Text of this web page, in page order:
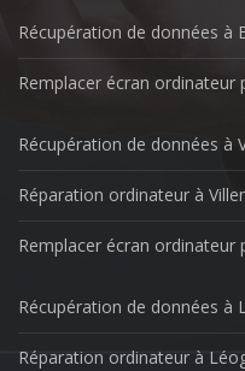
Récupération de données à
Remplacer écran ordinateur
Récupération de données à
Réparation ordinateur à
Remplacer écran ordinateur
Récupération de données à
Réparation ordinateur à